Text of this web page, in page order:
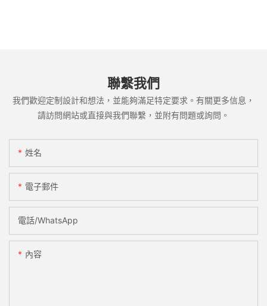
聯繫我們
我們歡迎定制設計和想法，並能夠滿足特定要求。有關更多信息，
請訪問網站或直接與我們聯繫，並附有問題或詢問。
姓名
電子郵件
電話/WhatsApp
內容